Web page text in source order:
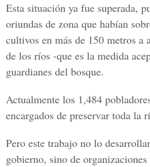
Esta situación ya fue superada,
oriundas de zona que habían
cultivos en más de 150 metros a
de los ríos -que es la medida
guardianes del bosque.
Actualmente los 1,484
encargados de preservar toda la
Pero este trabajo no lo
gobierno, sino de